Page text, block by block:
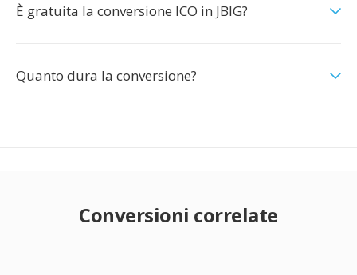
È gratuita la conversione ICO in JBIG?
Quanto dura la conversione?
Conversioni correlate